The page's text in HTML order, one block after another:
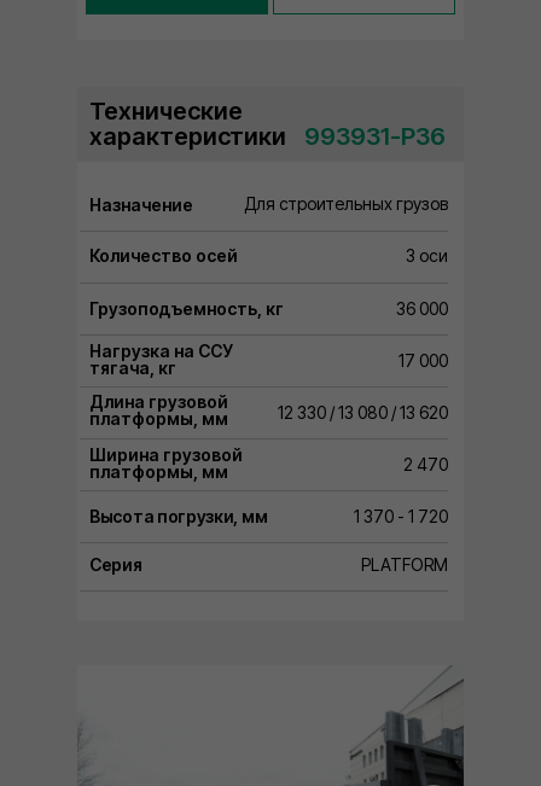
Технические
характеристики ⠀993931-P36
Назначение Для строительных грузов
Количество осей 3 оси
Грузоподъемность, кг 36 000
Нагрузка на ССУ
тягача, кг
17 000
12 330 / 13 080 / 13 620
Длина грузовой
платформы, мм
2 470
Ширина грузовой
платформы, мм
1 370 - 1 720
Высота погрузки, мм
PLATFORM
Серия